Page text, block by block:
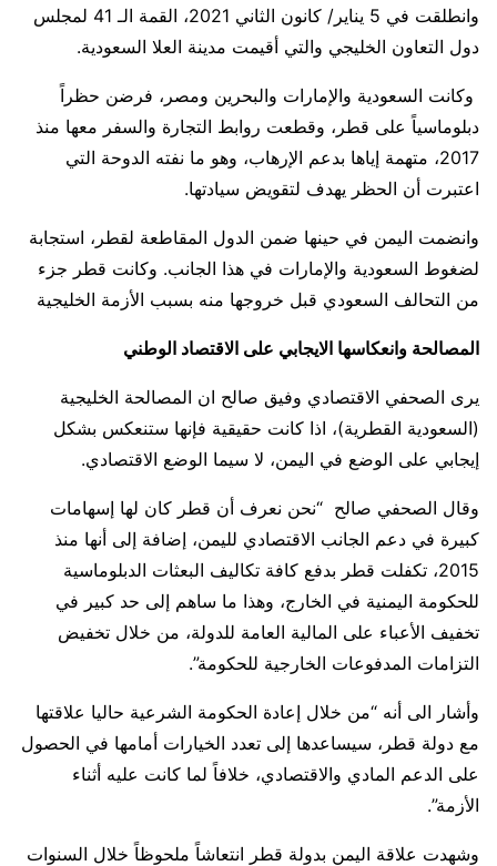
وانطلقت في 5 يناير/ كانون الثاني 2021، القمة الـ 41 لمجلس
دول التعاون الخليجي والتي أقيمت مدينة العلا السعودية.
وكانت السعودية والإمارات والبحرين ومصر، فرضن حظراً
دبلوماسياً على قطر، وقطعت روابط التجارة والسفر معها منذ
2017، متهمة إياها بدعم الإرهاب، وهو ما نفته الدوحة التي
اعتبرت أن الحظر يهدف لتقويض سيادتها.
وانضمت اليمن في حينها ضمن الدول المقاطعة لقطر، استجابة
لضغوط السعودية والإمارات في هذا الجانب. وكانت قطر جزء
من التحالف السعودي قبل خروجها منه بسبب الأزمة الخليجية
المصالحة وانعكاسها الايجابي على الاقتصاد الوطني
يرى الصحفي الاقتصادي وفيق صالح ان المصالحة الخليجية
(السعودية القطرية)، اذا كانت حقيقية فإنها ستنعكس بشكل
إيجابي على الوضع في اليمن، لا سيما الوضع الاقتصادي.
وقال الصحفي صالح “نحن نعرف أن قطر كان لها إسهامات
كبيرة في دعم الجانب الاقتصادي لليمن، إضافة إلى أنها منذ
2015، تكفلت قطر بدفع كافة تكاليف البعثات الدبلوماسية
للحكومة اليمنية في الخارج، وهذا ما ساهم إلى حد كبير في
تخفيف الأعباء على المالية العامة للدولة، من خلال تخفيض
التزامات المدفوعات الخارجية للحكومة”.
وأشار الى أنه “من خلال إعادة الحكومة الشرعية حاليا علاقتها
مع دولة قطر، سيساعدها إلى تعدد الخيارات أمامها في الحصول
على الدعم المادي والاقتصادي، خلافاً لما كانت عليه أثناء
الأزمة”.
وشهدت علاقة اليمن بدولة قطر انتعاشاً ملحوظاً خلال السنوات